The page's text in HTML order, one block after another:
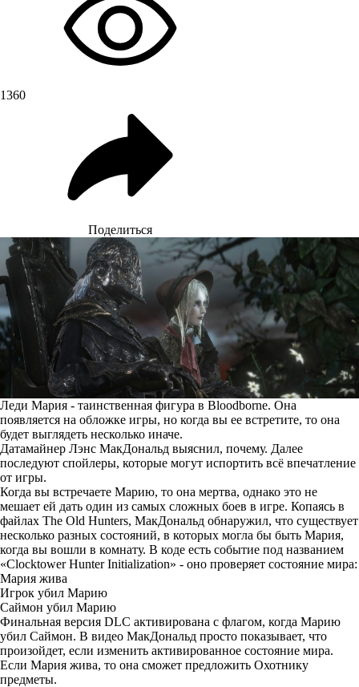
1360
Поделиться
Леди Мария - таинственная фигура в Bloodborne. Она
появляется на обложке игры, но когда вы ее встретите, то она
будет выглядеть несколько иначе.
Датамайнер Лэнс МакДональд выяснил, почему. Далее
последуют спойлеры, которые могут испортить всё впечатление
от игры.
Когда вы встречаете Марию, то она мертва, однако это не
мешает ей дать один из самых сложных боев в игре. Копаясь в
файлах The Old Hunters, МакДональд обнаружил, что существует
несколько разных состояний, в которых могла бы быть Мария,
когда вы вошли в комнату. В коде есть событие под названием
«Clocktower Hunter Initialization» - оно проверяет состояние мира:
Мария жива
Игрок убил Марию
Саймон убил Марию
Финальная версия DLC активирована с флагом, когда Марию
убил Саймон. В видео МакДональд просто показывает, что
произойдет, если изменить активированное состояние мира.
Если Мария жива, то она сможет предложить Охотнику
предметы.